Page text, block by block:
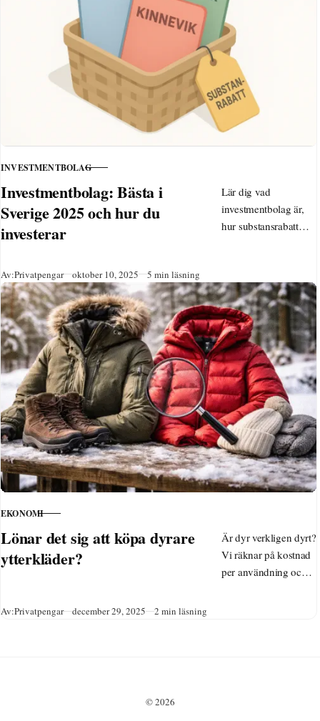
diversifiering och
lägre kostnader –
börja investera som
nybörjare idag!
KATEGORI
INVESTMENTBOLAG
Investmentbolag: Bästa i
Sverige 2025 och hur du
investerar
Lär dig vad
investmentbolag är,
hur substansrabatt
Investor AB, Spiltan-
fonder och enkla steg
för att investera via
Avanza för långsiktig
avkastning och
riskspridning.
Av:Privatpengar Publicerad
oktober 10, 2025 5 min läsning
KATEGORI
EKONOMI
Lönar det sig att köpa dyrare
ytterkläder?
Är dyr verkligen dyrt?
Vi räknar på kostnad
per användning och
Av:Privatpengar Publicerad
december 29, 2025 2 min läsning
© 2026